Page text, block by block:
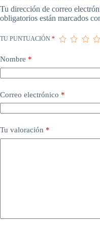
Tu dirección de correo
obligatorios están marcados
TU PUNTUACIÓN *
Nombre *
Correo electrónico *
Tu valoración *